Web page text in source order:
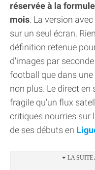
réservée à la
mois. La version
sur un seul écran.
définition retenue
d'images par
football que dans une
non plus. Le direct
fragile qu'un flux
critiques nourries sur
de ses débuts en